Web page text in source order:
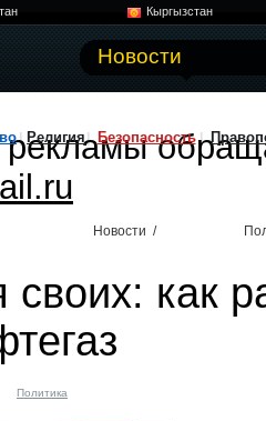
Кыргызстан
Новости
Религия Безопасность
Новости /
как
Политика